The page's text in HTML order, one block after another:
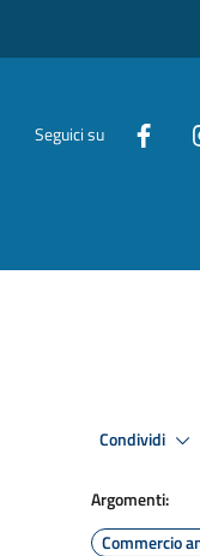
Seguici su
Condividi
Argomenti:
Commercio